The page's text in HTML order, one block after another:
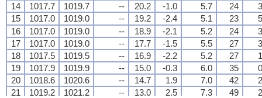
14
1017.7 1019.7 -- 20.2 -1.0 5.7 24
15
1017.0 1019.0 -- 19.2 -2.4 5.1 23
16
1017.0 1019.0 -- 18.9 -2.1 5.2 24
17
1017.0 1019.0 -- 17.7 -1.5 5.5 27
18
1017.5 1019.5 -- 16.9 -2.2 5.2 27
19
1017.9 1019.9 -- 15.0 -0.3 6.0 35
20
1018.6 1020.6 -- 14.7 1.9 7.0 42
21
1019.2 1021.2 -- 13.0 2.5 7.3 49
14
1017.7 1019.7 -- 20.2 -1.0 5.7 24
15
1017.0 1019.0 -- 19.2 -2.4 5.1 23
16
1017.0 1019.0 -- 18.9 -2.1 5.2 24
17
1017.0 1019.0 -- 17.7 -1.5 5.5 27
18
1017.5 1019.5 -- 16.9 -2.2 5.2 27
19
1017.9 1019.9 -- 15.0 -0.3 6.0 35
20
1018.6 1020.6 -- 14.7 1.9 7.0 42
21
1019.2 1021.2 -- 13.0 2.5 7.3 49
14
1017.7 1019.7 -- 20.2 -1.0 5.7 24
15
1017.0 1019.0 -- 19.2 -2.4 5.1 23
16
1017.0 1019.0 -- 18.9 -2.1 5.2 24
17
1017.0 1019.0 -- 17.7 -1.5 5.5 27
18
1017.5 1019.5 -- 16.9 -2.2 5.2 27
19
1017.9 1019.9 -- 15.0 -0.3 6.0 35
20
1018.6 1020.6 -- 14.7 1.9 7.0 42
21
1019.2 1021.2 -- 13.0 2.5 7.3 49
14
1017.7 1019.7 -- 20.2 -1.0 5.7 24
15
1017.0 1019.0 -- 19.2 -2.4 5.1 23
16
1017.0 1019.0 -- 18.9 -2.1 5.2 24
17
1017.0 1019.0 -- 17.7 -1.5 5.5 27
18
1017.5 1019.5 -- 16.9 -2.2 5.2 27
19
1017.9 1019.9 -- 15.0 -0.3 6.0 35
20
1018.6 1020.6 -- 14.7 1.9 7.0 42
21
1019.2 1021.2 -- 13.0 2.5 7.3 49